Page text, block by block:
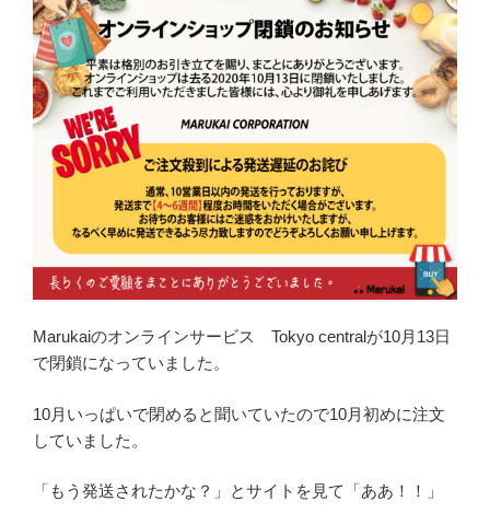
Marukaiのオンラインサービス Tokyo centralが10月13日
で閉鎖になっていました。
10月いっぱいで閉めると聞いていたので10月初めに注文
していました。
「もう発送されたかな？」とサイトを見て「ああ！！」